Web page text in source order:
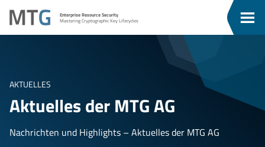
MTG
Enterprise Resource Security
Mastering Cryptographic Key Lifecycles
AKTUELLES
Aktuelles der MTG AG
Nachrichten und Highlights – Aktuelles der MTG AG